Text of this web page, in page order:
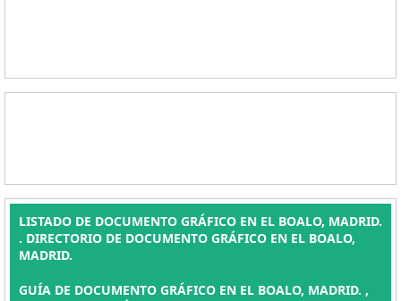
LISTADO DE DOCUMENTO GRÁFICO EN EL BOALO, MADRID.
. DIRECTORIO DE DOCUMENTO GRÁFICO EN EL BOALO,
MADRID.
GUÍA DE DOCUMENTO GRÁFICO EN EL BOALO, MADRID. ,